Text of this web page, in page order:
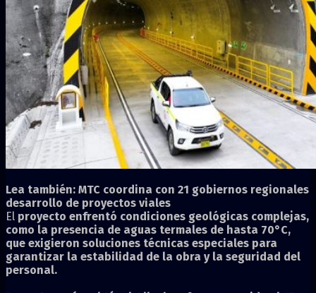
Lea también: MTC coordina con 21 gobiernos regionales
desarrollo de proyectos viales
El proyecto enfrentó condiciones geológicas complejas,
como la presencia de aguas termales de hasta 70°C,
que exigieron soluciones técnicas especiales para
garantizar la estabilidad de la obra y la seguridad del
personal.